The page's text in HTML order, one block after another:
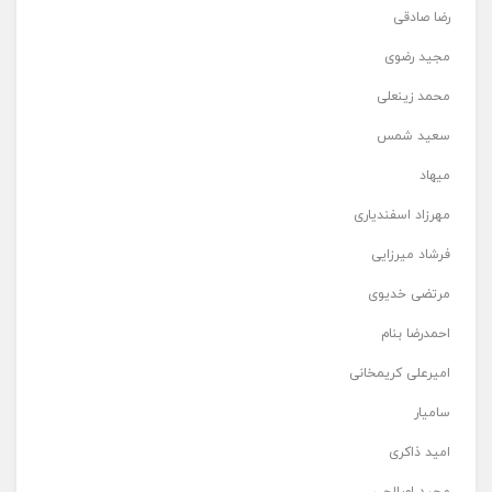
رضا صادقی
مجید رضوی
محمد زینعلی
سعید شمس
میهاد
مهرزاد اسفندیاری
فرشاد میرزایی
مرتضی خدیوی
احمدرضا بنام
امیرعلی کریمخانی
سامیار
امید ذاکری